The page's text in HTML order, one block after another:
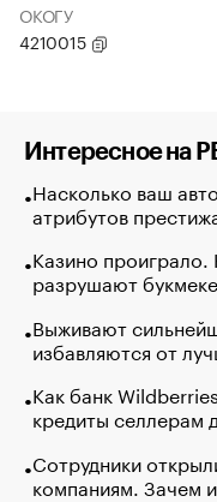
ОКОГУ
4210015
Интересное на
Насколько ваш
атрибутов
Казино
разрушают
Выживают
избавляются от
Как банк
кредиты селлерам
Сотрудники
компаниям. Зачем